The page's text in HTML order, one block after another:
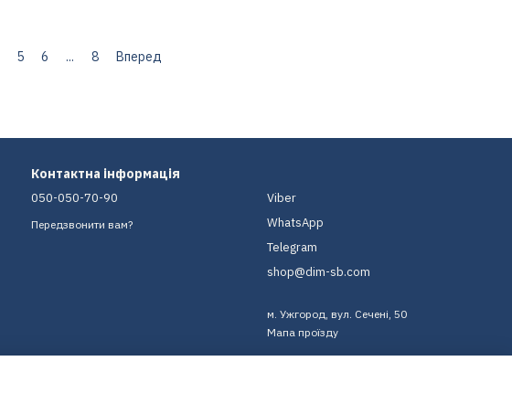
5 6 ... 8 Вперед
Контактна інформація
050-050-70-90
Передзвонити вам?
Viber
WhatsApp
Telegram
shop@dim-sb.com
м. Ужгород, вул. Сечені, 50
Мапа проїзду